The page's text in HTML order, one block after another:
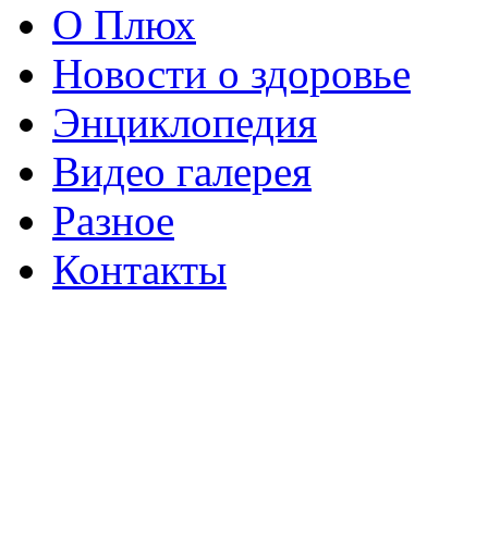
О Плюх
Новости о здоровье
Энциклопедия
Видео галерея
Разное
Контакты